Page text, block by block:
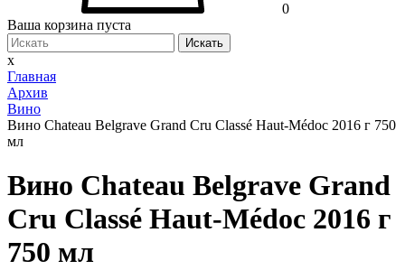
0
Ваша корзина пуста
Искать
x
Главная
Архив
Вино
Вино Chateau Belgrave Grand Cru Classé Haut-Médoc 2016 г 750
мл
Вино Chateau Belgrave Grand
Cru Classé Haut-Médoc 2016 г
750 мл